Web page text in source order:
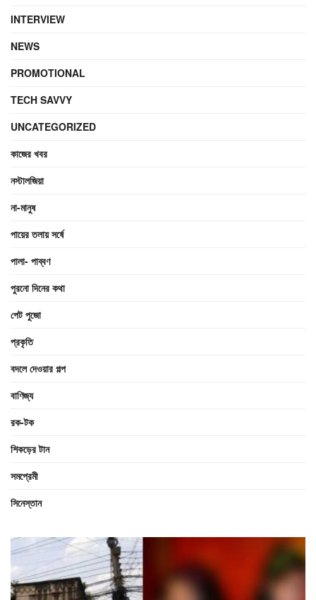
INTERVIEW
NEWS
PROMOTIONAL
TECH SAVVY
UNCATEGORIZED
কাজের খবর
নস্টালজিয়া
না-মানুষ
পায়ের তলায় সর্ষে
পালা- পাব্বণ
পুরনো দিনের কথা
পেট পুজো
প্রকৃতি
বদলে দেওয়ার গল্প
বাণিজ্য
রক-টক
শিকড়ের টান
সমপ্রেমী
সিনেস্তান